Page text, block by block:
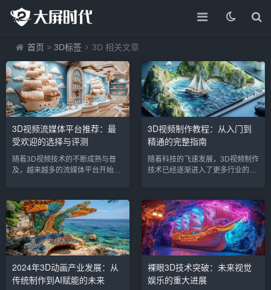
首页 > 3D标签 3D 相关文章
3D视频流媒体平台推荐：最
受欢迎的选择与评测
随着3D视频技术的不断成熟与普
及，越来越多的流媒体平台开始支
戏，还是教育、音乐视频，3D流媒
体平台正在为观众提供全新的观看
方式。本文将为您推荐目前最受欢
迎的3D视频流媒体平台，并进行详
细评测，帮助您选择最适合自己的
平台。1. YouTube：全球最受欢迎
的3D视频流媒体平台作为全球最大
的视频分享平台，YouTube自然不
3D视频制作教程：从入门到
精通的完整指南
随着科技的飞速发展，3D视频制作
技术已经逐渐进入了更多行业的应
握这一新兴技术的创作者来说，如
何开始3D视频制作并精通其技巧，
成了一个亟待解决的问题。为了帮
助广泛的创作者从零起步，本文将
为你提供一份详尽的《3D视频制作
教程：从入门到精通的完整指
南》。1. 3D视频制作的基础知识
首先，了解3D视频的基础知识是每
2024年3D动画产业发展：从
传统制作到AI赋能的未来
裸眼3D技术突破：未来视觉
娱乐的重大进展